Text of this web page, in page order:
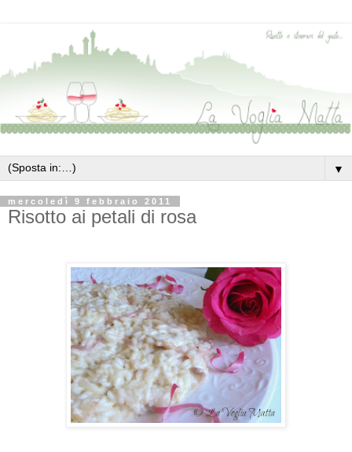
▼
mercoledì 9 febbraio 2011
Risotto ai petali di rosa